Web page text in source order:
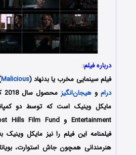
درباره فیلم:
فیلم سینمایی مخرب یا بدنهاد (Malicious
درام وهیجان‌انگیز
فیلمنامه این فیلم را نیز مایکل وینیک
هنرمندانی همچون جاش استوارت، بویانا